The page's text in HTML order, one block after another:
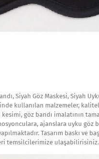
Siyah Göz Maskesi, Siyah
kullanılan malzemeler,
kesimi, göz bandı imalatının
ajanslara uyku göz
Tasarım baskı ve
temsilcilerimize ulaşabilirisiniz.